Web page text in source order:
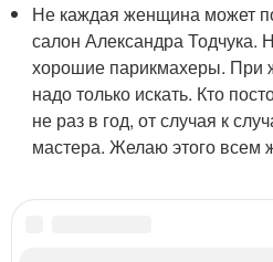
Не каждая женщина может
салон Александра Тодчука.
хорошие парикмахеры. При
надо только искать. Кто
не раз в год, от случая к
мастера. Желаю этого всем
Категории: